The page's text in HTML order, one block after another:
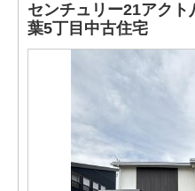
センチュリー21アク
葉5丁目中古住宅